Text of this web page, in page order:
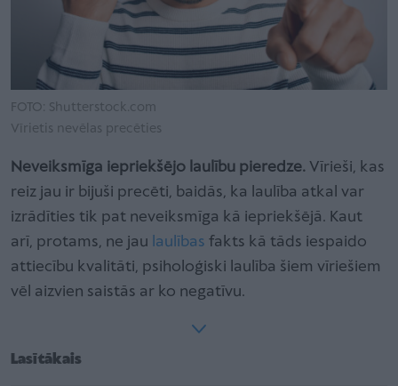
FOTO: Shutterstock.com
Vīrietis nevēlas precēties
Neveiksmīga iepriekšējo laulību pieredze. Vīrieši, kas
reiz jau ir bijuši precēti, baidās, ka laulība atkal var
izrādīties tik pat neveiksmīga kā iepriekšējā. Kaut
arī, protams, ne jau laulības fakts kā tāds iespaido
attiecību kvalitāti, psiholoģiski laulība šiem vīriešiem
vēl aizvien saistās ar ko negatīvu.
Lasītākais